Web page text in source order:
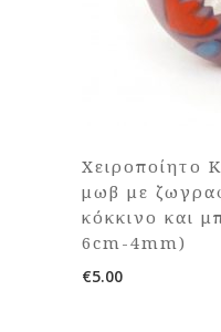
Χειροποίητο
μωβ με
κόκκινο και
6cm-4mm)
€5.00